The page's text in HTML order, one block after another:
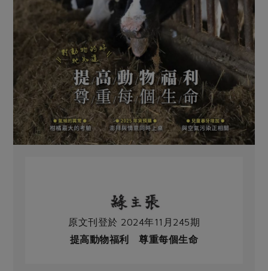
原文刊登於 2024年11月245期
提高動物福利 尊重每個生命